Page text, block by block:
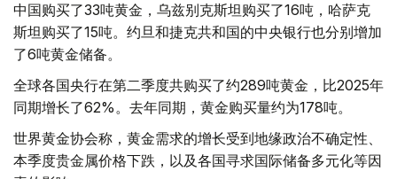
中国购买了33吨黄金，乌兹别克斯坦购买了16吨，哈萨克
斯坦购买了15吨。约旦和捷克共和国的中央银行也分别增加
了6吨黄金储备。
全球各国央行在第二季度共购买了约289吨黄金，比2025年
同期增长了62%。去年同期，黄金购买量约为178吨。
世界黄金协会称，黄金需求的增长受到地缘政治不确定性、
本季度贵金属价格下跌，以及各国寻求国际储备多元化等因